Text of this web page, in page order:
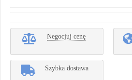
Negocjuj cenę
Szybka dostawa